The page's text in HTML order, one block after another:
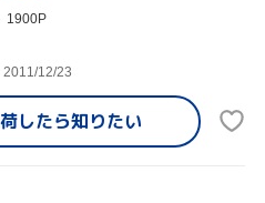
1900P
2011/12/23
したら知りたい